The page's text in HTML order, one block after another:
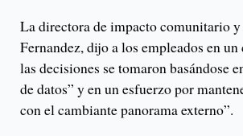
La directora de impacto comunitario
Fernandez, dijo a los empleados en
las decisiones se tomaron basándose
de datos” y en un esfuerzo por
con el cambiante panorama externo”.